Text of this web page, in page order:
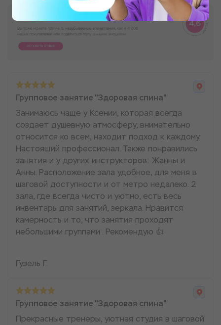
Групповое занятие "Здоровая спина"
Занимаюсь чаще у Ксении, которая всегда
создает душевную атмосферу, внимательно
относится ко всем, находит подход к каждому.
Настоящий профессионал. Также понравились
занятия и у других инструкторов: Жанны и
Анны. Расположение зала удобное, для меня в
шаговой доступности и от метро недалеко. 2
зала, где всегда чисто и уютно, есть весь
инвентарь для занятий, зеркала. Нравится
камерность и то, что занятия проходят
небольшими группами . Рекомендую 👍
Гузель Г.
Групповое занятие "Здоровая спина"
Прекрасные тренеры, уютная студия в шаговой